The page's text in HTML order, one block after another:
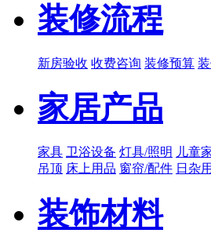
装修流程
新房验收 收费咨询 装修预算
家居产品
家具 卫浴设备 灯具/照明 儿童
吊顶 床上用品 窗帘/配件 日杂
装饰材料